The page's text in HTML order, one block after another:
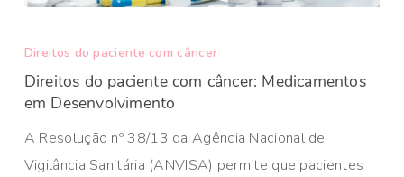
Direitos do paciente com câncer
Direitos do paciente com câncer: Medicamentos
em Desenvolvimento
A Resolução nº 38/13 da Agência Nacional de
Vigilância Sanitária (ANVISA) permite que pacientes